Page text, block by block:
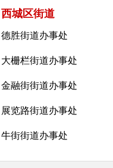
西城区街道
德胜街道办事处
大栅栏街道办事处
金融街街道办事处
展览路街道办事处
牛街街道办事处